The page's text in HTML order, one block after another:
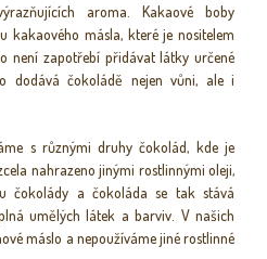
aroma. Kakaové boby
kakaového másla, které je nositelem
není zapotřebí přidávat látky určené
dodává čokoládě nejen vůni, ale i
s různými druhy čokolád, kde je
nahrazeno jinými rostlinnými oleji,
čokolády a čokoláda se tak stává
umělých látek a barviv. V našich
máslo a nepoužíváme jiné rostlinné